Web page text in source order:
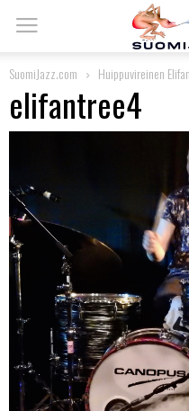
SuomiJazz.com Huippuvireinen
elifantree4